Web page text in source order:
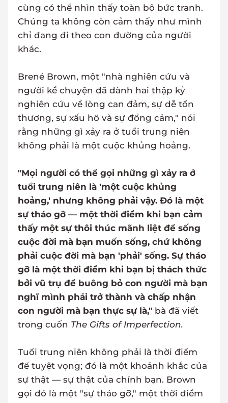
cùng có thể nhìn thấy toàn bộ bức tranh.
Chúng ta không còn cảm thấy như mình
chỉ đang đi theo con đường của người
khác.
Brené Brown, một "nhà nghiên cứu và
người kể chuyện đã dành hai thập kỷ
nghiên cứu về lòng can đảm, sự dễ tổn
thương, sự xấu hổ và sự đồng cảm," nói
rằng những gì xảy ra ở tuổi trung niên
không phải là một cuộc khủng hoảng.
"Mọi người có thể gọi những gì xảy ra ở
tuổi trung niên là 'một cuộc khủng
hoảng,' nhưng không phải vậy. Đó là một
sự tháo gỡ — một thời điểm khi bạn cảm
thấy một sự thôi thúc mãnh liệt để sống
cuộc đời mà bạn muốn sống, chứ không
phải cuộc đời mà bạn 'phải' sống. Sự tháo
gỡ là một thời điểm khi bạn bị thách thức
bởi vũ trụ để buông bỏ con người mà bạn
nghĩ mình phải trở thành và chấp nhận
con người mà bạn thực sự là," bà đã viết
trong cuốn The Gifts of Imperfection.
Tuổi trung niên không phải là thời điểm
để tuyệt vọng; đó là một khoảnh khắc của
sự thật — sự thật của chính bạn. Brown
gọi đó là một "sự tháo gỡ," một thời điểm